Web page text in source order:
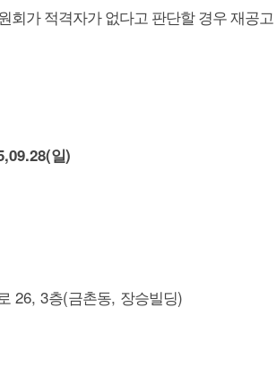
회가 적격자가 없다고 판단할 경우 재공
일)
26, 3층(금촌동, 장승빌딩)